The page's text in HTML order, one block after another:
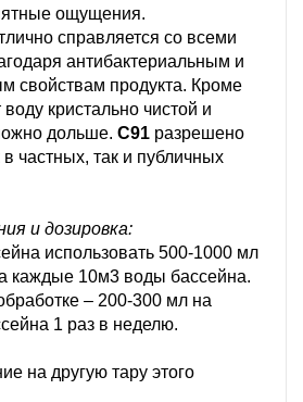
ощущения.
справляется со всеми
антибактериальным и
свойствам продукта. Кроме
воду кристально чистой и
дольше. С91 разрешено
в частных, так и публичных
и дозировка:
использовать 500-1000 мл
каждые 10м3 воды бассейна.
– 200-300 мл на
1 раз в неделю.
на другую тару этого